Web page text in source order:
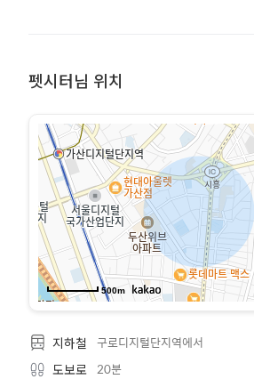
펫시터님 위치
500m
지하철 구로디지털단지역에서
도보로 20분